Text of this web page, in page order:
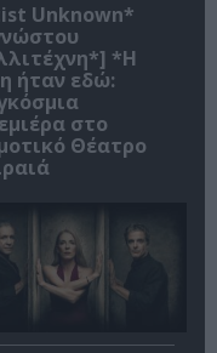
Unknown*
*Η
ήταν εδώ:
στο
Θέατρο